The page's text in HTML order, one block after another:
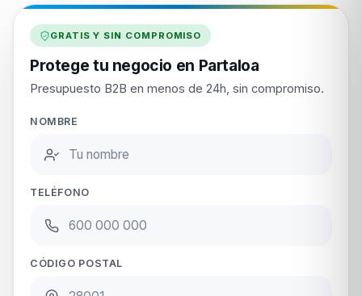
GRATIS Y SIN COMPROMISO
Protege tu negocio en Partaloa
Presupuesto B2B en menos de 24h, sin compromiso.
NOMBRE
TELÉFONO
CÓDIGO POSTAL